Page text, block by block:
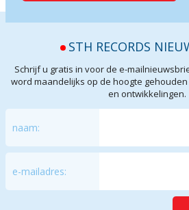
STH RECORDS
Schrijf u gratis in voor de e-
word maandelijks op de hoogte
en ontwikkelingen.
naam:
e-mailadres: